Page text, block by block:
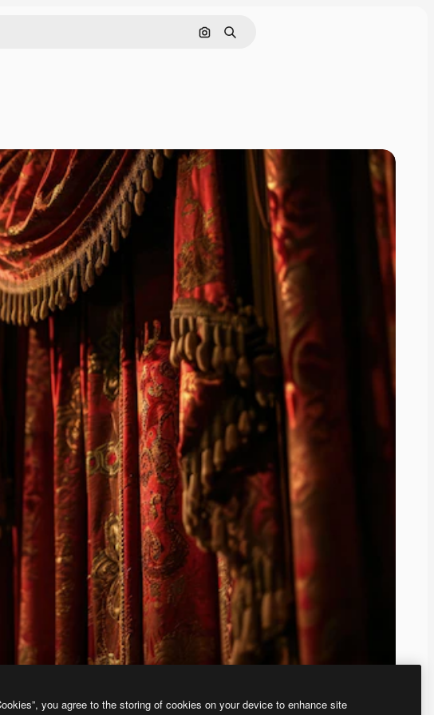
画像で検索
検索
ツールを使うと、あなた独自の画像を作成できます。
you agree to the storing of cookies on your device to enhance site